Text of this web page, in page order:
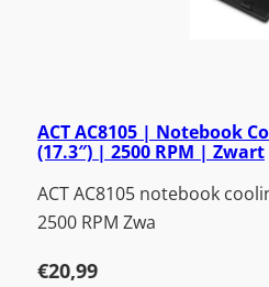
ACT AC8105 | Notebook
(17.3″) | 2500 RPM | Zwart
ACT AC8105 notebook
2500 RPM Zwa
€20,99